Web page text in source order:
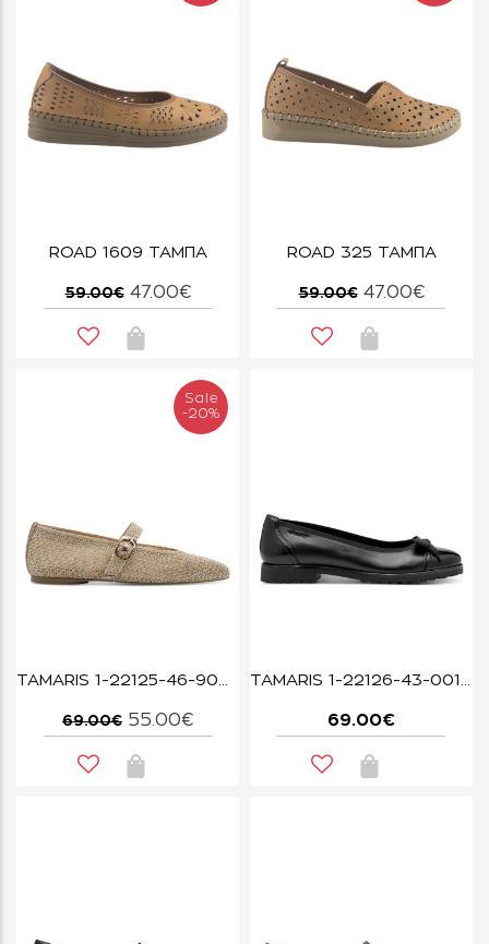
ROAD 1609 ΤΑΜΠΑ
59.00€ 47.00€
ROAD 325 ΤΑΜΠΑ
59.00€ 47.00€
Sale
-20%
TAMARIS 1-22125-46-900 BRONCE
69.00€ 55.00€
TAMARIS 1-22126-43-001 BLACK
69.00€